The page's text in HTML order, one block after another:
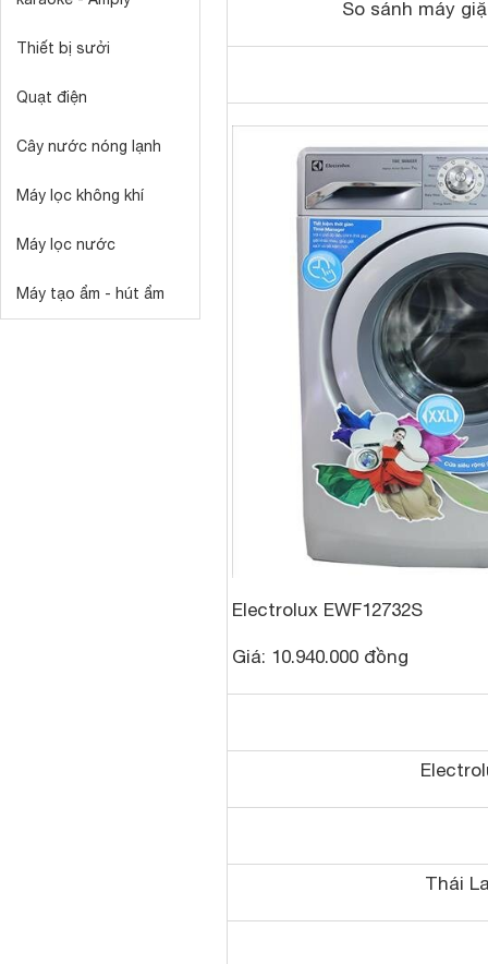
Thiết bị sưởi
Quạt điện
Cây nước nóng lạnh
Máy lọc không khí
Máy lọc nước
Máy tạo ẩm - hút ẩm
So sánh máy
Electrolux EWF12732S
Giá: 10.940.000 đồng
Thái